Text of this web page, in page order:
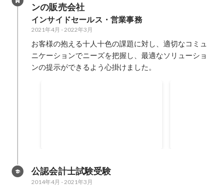
ンの販売会社
インサイドセールス・営業事務
2021年4月 - 2022年3月
お客様の抱える十人十色の課題に対し、適切なコミュ
ニケーションでニーズを把握し、最適なソリューショ
ンの提示ができるよう心掛けました。
公認会計士試験受験
2014年4月 - 2021年3月